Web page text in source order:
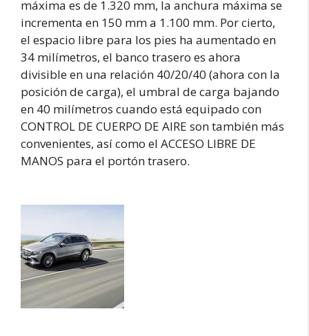
máxima es de 1.320 mm, la anchura máxima se
incrementa en 150 mm a 1.100 mm. Por cierto,
el espacio libre para los pies ha aumentado en
34 milímetros, el banco trasero es ahora
divisible en una relación 40/20/40 (ahora con la
posición de carga), el umbral de carga bajando
en 40 milímetros cuando está equipado con
CONTROL DE CUERPO DE AIRE son también más
convenientes, así como el ACCESO LIBRE DE
MANOS para el portón trasero.